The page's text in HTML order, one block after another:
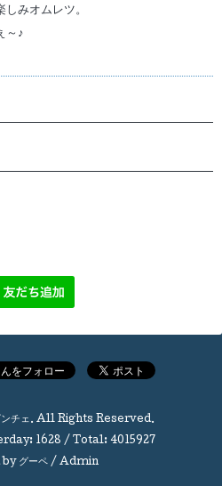
みオムレツ。
～♪
チェ. All Rights Reserved.
1628 / Total: 4015927
by グーペ / Admin